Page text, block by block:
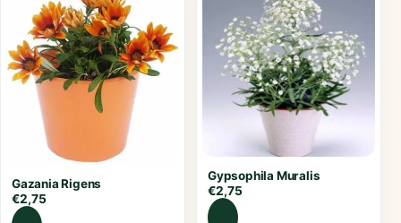
Gazania Rigens
€2,75
Gypsophila Muralis
€2,75